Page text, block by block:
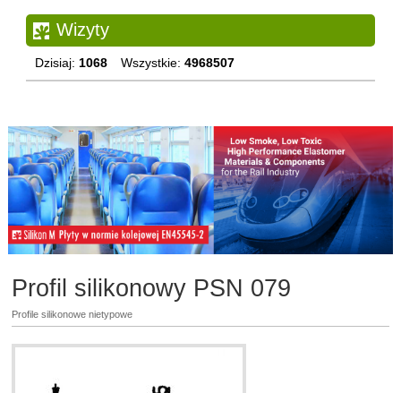
Wizyty
Dzisiaj: 1068 Wszystkie: 4968507
Profil silikonowy PSN 079
Profile silikonowe nietypowe